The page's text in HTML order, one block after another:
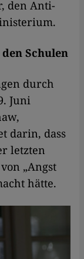
den Anti-
Schulen
durch
Juni
darin, dass
letzten
„Angst
hätte.